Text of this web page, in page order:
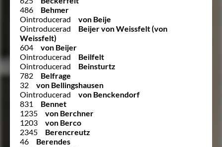
486
Behmer
Ointroducerad
von Beije
Ointroducerad
Beijer von Weissfelt (von
Weissfelt)
604
von Beijer
Ointroducerad
Beilfelt
Ointroducerad
Beinsturtz
782
Belfrage
32
von Bellingshausen
Ointroducerad
von Benckendorf
831
Bennet
1235
von Berchner
1203
von Berco
2345
Berencreutz
46
Berendes